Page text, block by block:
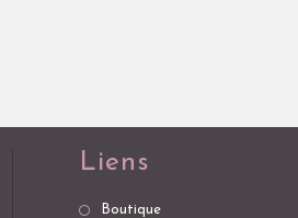
Liens
Boutique